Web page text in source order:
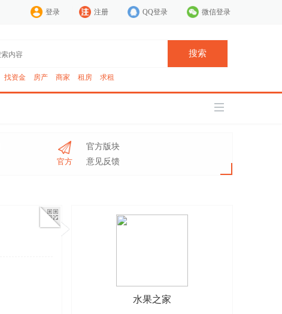
登录 注册 QQ登录 微信登录
搜索
找资金 房产 商家 租房 求租
官方
官方版块
意见反馈
水果之家